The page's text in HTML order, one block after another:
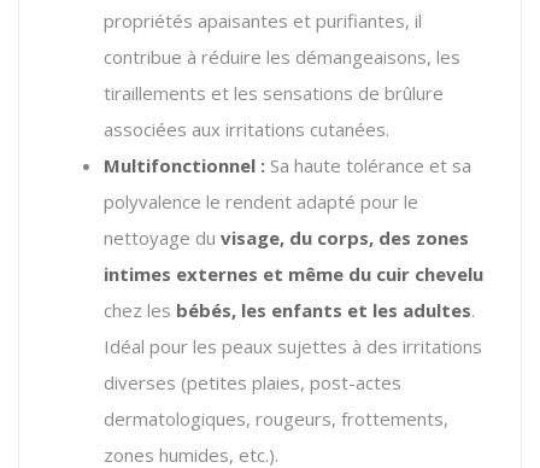
propriétés apaisantes et purifiantes, il
contribue à réduire les démangeaisons, les
tiraillements et les sensations de brûlure
associées aux irritations cutanées.
Multifonctionnel : Sa haute tolérance et sa
polyvalence le rendent adapté pour le
nettoyage du visage, du corps, des zones
intimes externes et même du cuir chevelu
chez les bébés, les enfants et les adultes.
Idéal pour les peaux sujettes à des irritations
diverses (petites plaies, post-actes
dermatologiques, rougeurs, frottements,
zones humides, etc.).